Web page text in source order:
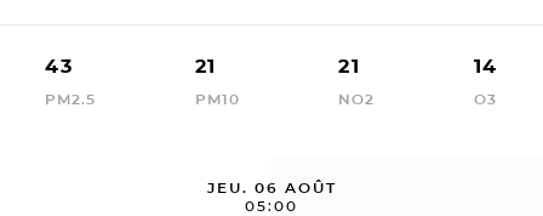
43
PM2.5
21
PM10
21
NO2
14
O3
JEU. 06 AOÛT
05:00